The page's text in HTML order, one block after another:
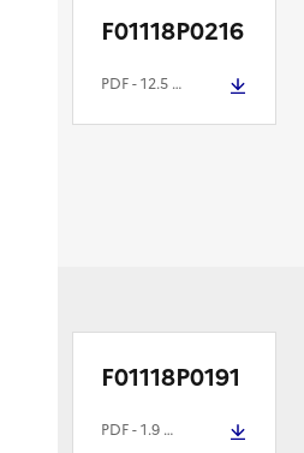
F01118P0216
PDF- 12.5 Mio
F01118P0191
PDF- 1.9 Mio